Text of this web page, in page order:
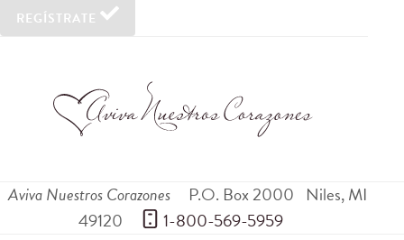
REGÍSTRATE
Aviva Nuestros Corazones P.O. Box 2000 Niles,MI
49120
1-800-569-5959